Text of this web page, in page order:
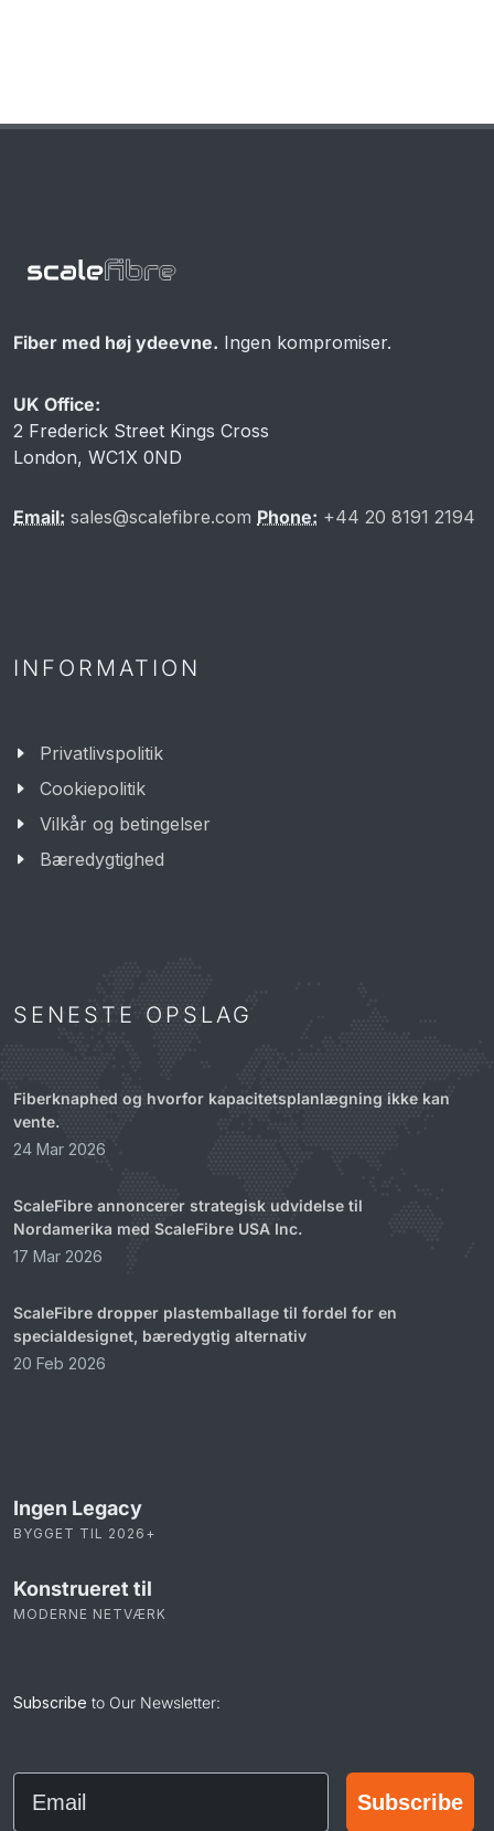
Fiber med høj ydeevne. Ingen kompromiser.
UK Office:
2 Frederick Street Kings Cross
London, WC1X 0ND
Email: sales@scalefibre.com Phone: +44 20 8191 2194
INFORMATION
Privatlivspolitik
Cookiepolitik
Vilkår og betingelser
Bæredygtighed
SENESTE OPSLAG
Fiberknaphed og hvorfor kapacitetsplanlægning ikke kan
vente.
24 Mar 2026
ScaleFibre annoncerer strategisk udvidelse til
Nordamerika med ScaleFibre USA Inc.
17 Mar 2026
ScaleFibre dropper plastemballage til fordel for en
specialdesignet, bæredygtig alternativ
20 Feb 2026
Ingen Legacy
BYGGET TIL 2026+
Konstrueret til
MODERNE NETVÆRK
Subscribe to Our Newsletter:
Email
Subscribe